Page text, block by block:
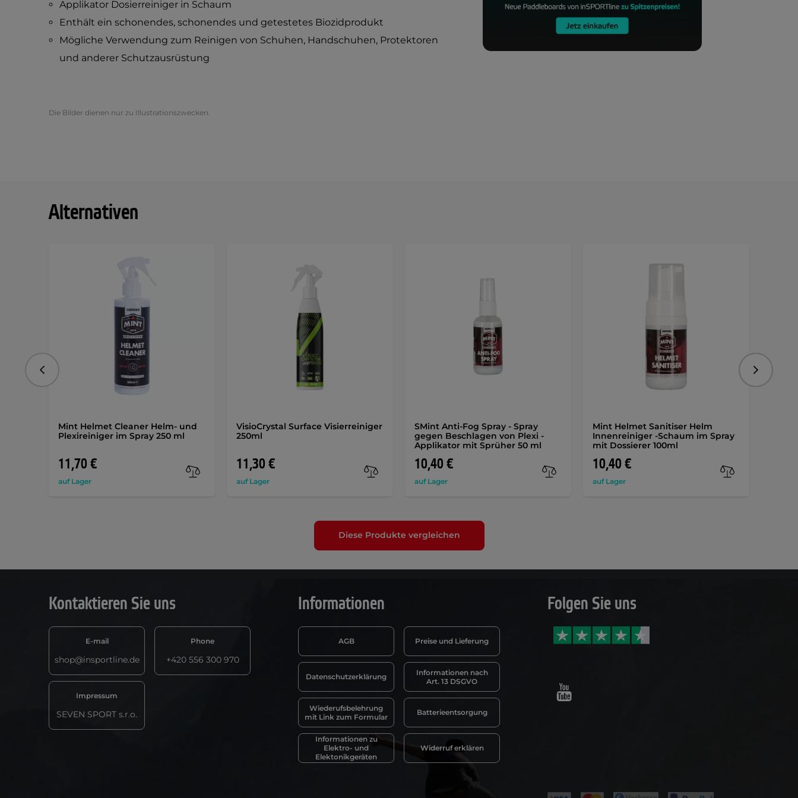
Applikator Dosierreiniger in Schaum
Enthält ein schonendes, schonendes und getestetes Biozidprodukt
Mögliche Verwendung zum Reinigen von Schuhen, Handschuhen, Protektoren
und anderer Schutzausrüstung
Die Bilder dienen nur zu Illustrationszwecken.
Alternativen
Mint Helmet Cleaner Helm- und
Plexireiniger im Spray 250 ml
11,70 €
auf Lager
VisioCrystal Surface Visierreiniger
250ml
11,30 €
auf Lager
SMint Anti-Fog Spray - Spray
gegen Beschlagen von Plexi -
Applikator mit Sprüher 50 ml
10,40 €
auf Lager
Mint Helmet Sanitiser Helm
Innenreiniger -Schaum im Spray
mit Dossierer 100ml
10,40 €
auf Lager
vorhergehend Folgend
Diese Produkte vergleichen
Kontaktieren Sie uns
E-mail
shop@insportline.de
Phone
+420 556 300 970
Impressum
SEVEN SPORT s.r.o.
Informationen
AGB Preise und Lieferung
Datenschutzerklärung
Informationen nach
Art. 13 DSGVO
Wiederufsbelehrung
mit Link zum Formular
Batterieentsorgung
Informationen zu
Elektro- und
Elektonikgeräten
Widerruf erklären
Folgen Sie uns
Youtube